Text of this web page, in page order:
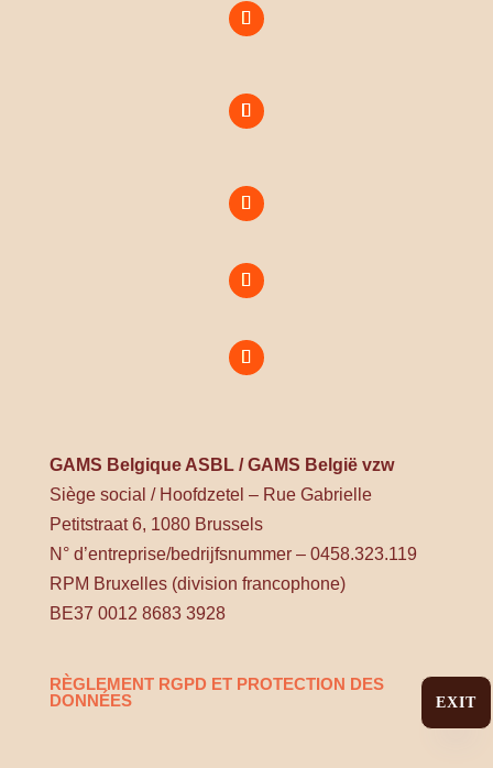
GAMS Belgique ASBL / GAMS België vzw
Siège social / Hoofdzetel – Rue Gabrielle
Petitstraat 6, 1080 Brussels
N° d’entreprise/bedrijfsnummer – 0458.323.119
RPM Bruxelles (division francophone)
BE37 0012 8683 3928
RÈGLEMENT RGPD ET PROTECTION DES
DONNÉES
EXIT